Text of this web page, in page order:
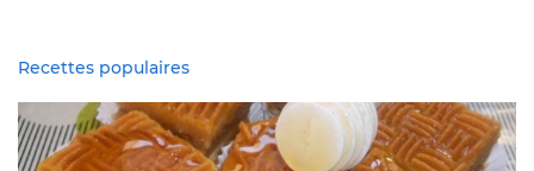
Recettes populaires